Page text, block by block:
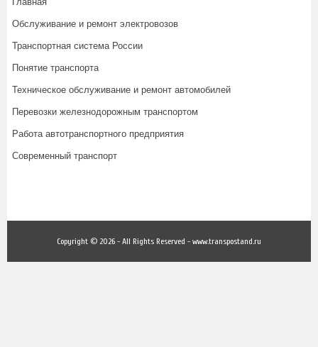
Обслуживание и ремонт электровозов
Транспортная система России
Понятие транспорта
Техническое обслуживание и ремонт автомобилей
Перевозки железнодорожным транспортом
Работа автотранспортного предприятия
Современный транспорт
Copyright © 2026 - All Rights Reserved - www.transpostand.ru